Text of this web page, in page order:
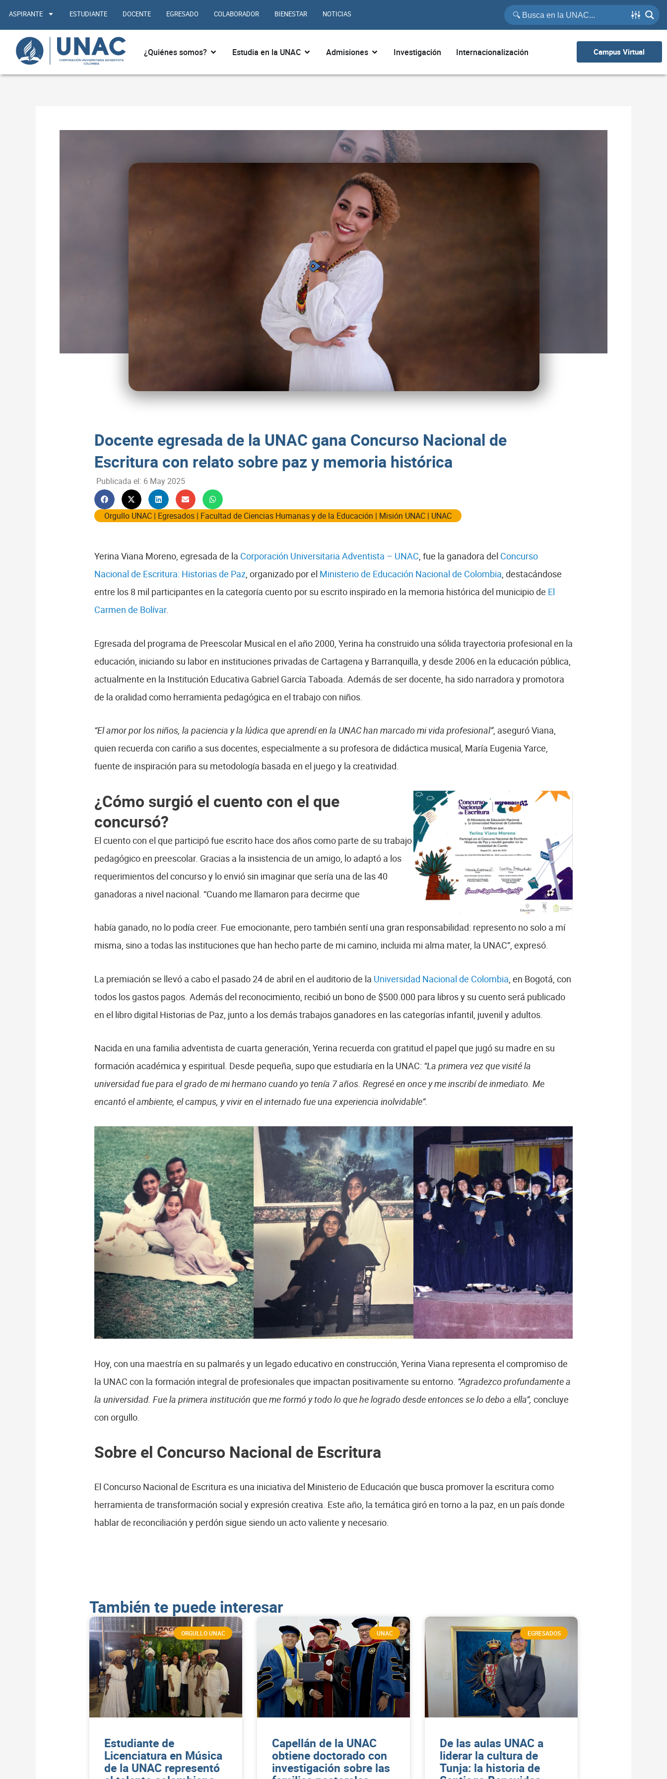
contenido
ASPIRANTE ESTUDIANTE DOCENTE EGRESADO COLABORADOR BIENESTAR NOTICIAS
¿Quiénes somos? Abrir ¿Quiénes somos?
Estudia en la UNAC Abrir Estudia en la UNAC
Admisiones Abrir Admisiones
Investigación Internacionalización Campus Virtual
Docente egresada de la UNAC gana Concurso Nacional de
Escritura con relato sobre paz y memoria histórica
Publicada el: 6 May 2025
Orgullo UNAC | Egresados | Facultad de Ciencias Humanas y de la Educación | Misión UNAC | UNAC
Yerina Viana Moreno, egresada de la Corporación Universitaria Adventista – UNAC, fue la ganadora del Concurso
Nacional de Escritura: Historias de Paz, organizado por el Ministerio de Educación Nacional de Colombia, destacándose
entre los 8 mil participantes en la categoría cuento por su escrito inspirado en la memoria histórica del municipio de El
Carmen de Bolívar.
Egresada del programa de Preescolar Musical en el año 2000, Yerina ha construido una sólida trayectoria profesional en la
educación, iniciando su labor en instituciones privadas de Cartagena y Barranquilla, y desde 2006 en la educación pública,
actualmente en la Institución Educativa Gabriel García Taboada. Además de ser docente, ha sido narradora y promotora
de la oralidad como herramienta pedagógica en el trabajo con niños.
“El amor por los niños, la paciencia y la lúdica que aprendí en la UNAC han marcado mi vida profesional”, aseguró Viana,
quien recuerda con cariño a sus docentes, especialmente a su profesora de didáctica musical, María Eugenia Yarce,
fuente de inspiración para su metodología basada en el juego y la creatividad.
¿Cómo surgió el cuento con el que
concursó?
El cuento con el que participó fue escrito hace dos años como parte de su trabajo
pedagógico en preescolar. Gracias a la insistencia de un amigo, lo adaptó a los
requerimientos del concurso y lo envió sin imaginar que sería una de las 40
ganadoras a nivel nacional. “Cuando me llamaron para decirme que
había ganado, no lo podía creer. Fue emocionante, pero también sentí una gran responsabilidad: represento no solo a mí
misma, sino a todas las instituciones que han hecho parte de mi camino, incluida mi alma mater, la UNAC”, expresó.
La premiación se llevó a cabo el pasado 24 de abril en el auditorio de la Universidad Nacional de Colombia , en Bogotá, con
todos los gastos pagos. Además del reconocimiento, recibió un bono de $500.000 para libros y su cuento será publicado
en el libro digital Historias de Paz, junto a los demás trabajos ganadores en las categorías infantil, juvenil y adultos.
Nacida en una familia adventista de cuarta generación, Yerina recuerda con gratitud el papel que jugó su madre en su
formación académica y espiritual. Desde pequeña, supo que estudiaría en la UNAC: “La primera vez que visité la
universidad fue para el grado de mi hermano cuando yo tenía 7 años. Regresé en once y me inscribí de inmediato. Me
encantó el ambiente, el campus, y vivir en el internado fue una experiencia inolvidable”.
Hoy, con una maestría en su palmarés y un legado educativo en construcción, Yerina Viana representa el compromiso de
la UNAC con la formación integral de profesionales que impactan positivamente su entorno. “Agradezco profundamente a
la universidad. Fue la primera institución que me formó y todo lo que he logrado desde entonces se lo debo a ella”, concluye
con orgullo.
Sobre el Concurso Nacional de Escritura
El Concurso Nacional de Escritura es una iniciativa del Ministerio de Educación que busca promover la escritura como
herramienta de transformación social y expresión creativa. Este año, la temática giró en torno a la paz, en un país donde
hablar de reconciliación y perdón sigue siendo un acto valiente y necesario.
También te puede interesar
ORGULLO UNAC
Estudiante de
Licenciatura en Música
de la UNAC representó
UNAC
Capellán de la UNAC
obtiene doctorado con
investigación sobre las
EGRESADOS
De las aulas UNAC a
liderar la cultura de
Tunja: la historia de